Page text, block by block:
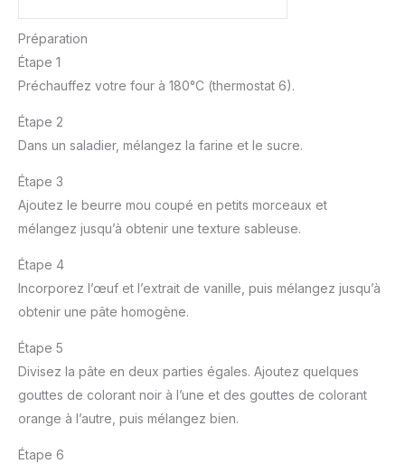
Préparation
Étape 1
Préchauffez votre four à 180°C (thermostat 6).
Étape 2
Dans un saladier, mélangez la farine et le sucre.
Étape 3
Ajoutez le beurre mou coupé en petits morceaux et
mélangez jusqu’à obtenir une texture sableuse.
Étape 4
Incorporez l’œuf et l’extrait de vanille, puis mélangez jusqu’à
obtenir une pâte homogène.
Étape 5
Divisez la pâte en deux parties égales. Ajoutez quelques
gouttes de colorant noir à l’une et des gouttes de colorant
orange à l’autre, puis mélangez bien.
Étape 6